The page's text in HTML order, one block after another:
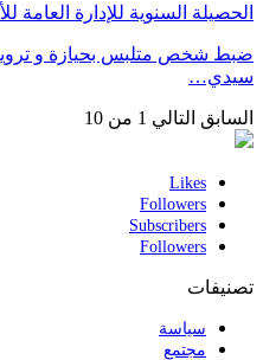
الحصيلة السنوية للإدارة العامة
ضبط شخص متلبس بحيازة و
سيدي…
السابق التالي 1 من 10
Likes
Followers
Subscribers
Followers
تصنيفات
سياسة
مجتمع